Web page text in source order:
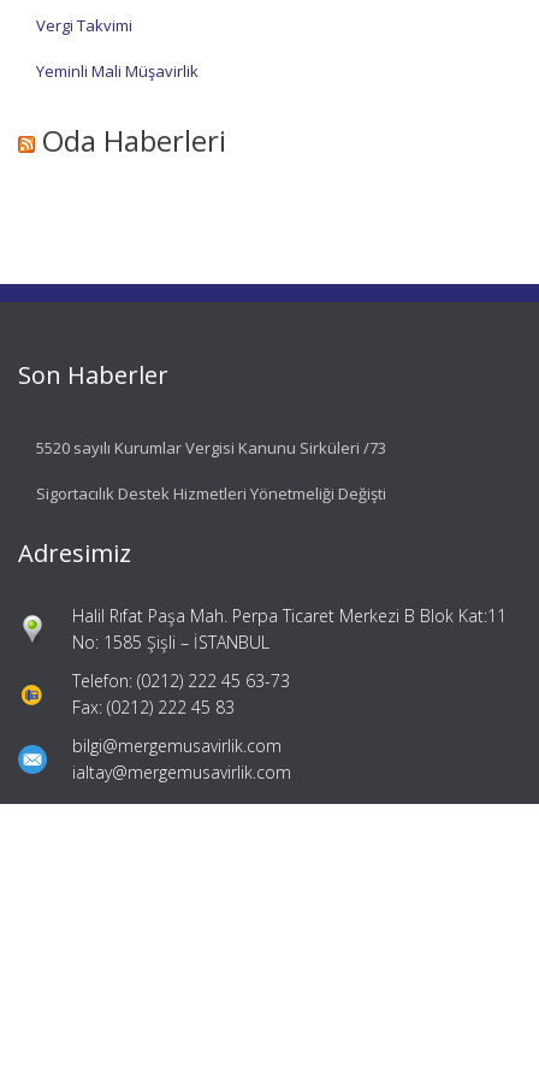
Vergi Takvimi
Yeminli Mali Müşavirlik
Oda Haberleri
Son Haberler
5520 sayılı Kurumlar Vergisi Kanunu Sirküleri /73
Sigortacılık Destek Hizmetleri Yönetmeliği Değişti
Adresimiz
Halil Rıfat Paşa Mah. Perpa Ticaret Merkezi B Blok Kat:11
No: 1585 Şişli – İSTANBUL
Telefon: (0212) 222 45 63-73
Fax: (0212) 222 45 83
bilgi@mergemusavirlik.com
ialtay@mergemusavirlik.com